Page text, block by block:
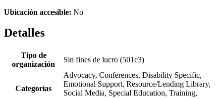
Ubicación accesible: No
Detalles
Tipo de
organización
Sin fines de lucro (501c3)
Categorías
Advocacy, Conferences, Disability Specific,
Emotional Support, Resource/Lending Library,
Social Media, Special Education, Training,